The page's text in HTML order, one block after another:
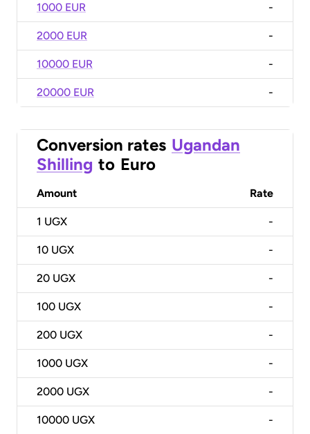
1000 EUR -
2000 EUR -
10000 EUR -
20000 EUR -
Conversion rates Ugandan
Shilling to Euro
Amount Rate
1 UGX -
10 UGX -
20 UGX -
100 UGX -
200 UGX -
1000 UGX -
2000 UGX -
10000 UGX -